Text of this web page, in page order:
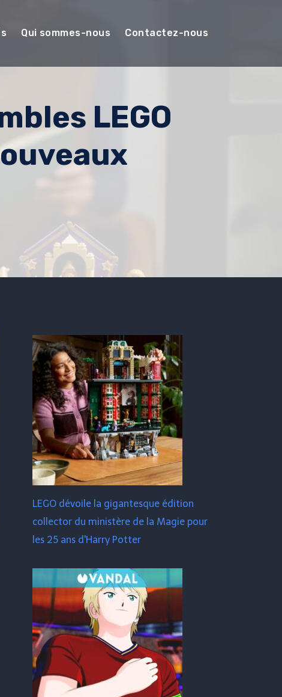
Qui sommes-nous Contactez-nous
LEGO
LEGO dévoile la gigantesque édition
collector du ministère de la Magie pour
les 25 ans d'Harry Potter